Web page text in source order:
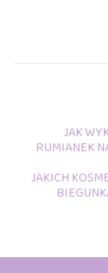
JAK
RUMIANEK
JAKICH